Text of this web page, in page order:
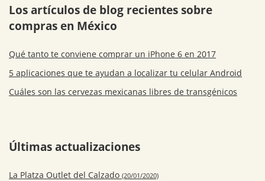
Los artículos de blog recientes sobre
compras en México
Qué tanto te conviene comprar un iPhone 6 en 2017
5 aplicaciones que te ayudan a localizar tu celular Android
Cuáles son las cervezas mexicanas libres de transgénicos
Últimas actualizaciones
La Platza Outlet del Calzado (20/01/2020)